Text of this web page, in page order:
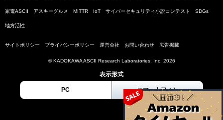
家電ASCII アスキーグルメ MITTR IoT サイバーセキュリティ小説コンテスト SDGs
地方活性
サイトポリシー プライバシーポリシー 運営会社 お問い合わせ 広告掲載
© KADOKAWA ASCII Research Laboratories, Inc. 2026
表示形式
PC スマートフォン